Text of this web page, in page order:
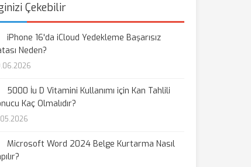
Çekebilir
iPhone 16'da iCloud Yedekleme Başarısız
Neden?
5000 İu D Vitamini Kullanımı için Kan Tahlili
Kaç Olmalıdır?
Microsoft Word 2024 Belge Kurtarma Nasıl